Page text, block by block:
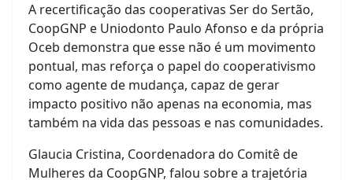
A recertificação das cooperativas Ser do Sertão,
CoopGNP e Uniodonto Paulo Afonso e da própria
Oceb demonstra que esse não é um movimento
pontual, mas reforça o papel do cooperativismo
como agente de mudança, capaz de gerar
impacto positivo não apenas na economia, mas
também na vida das pessoas e nas comunidades.
Glaucia Cristina, Coordenadora do Comitê de
Mulheres da CoopGNP, falou sobre a trajetória